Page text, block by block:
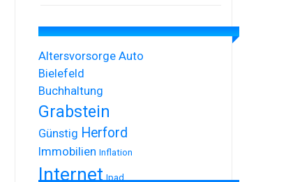
Altersvorsorge Auto
Bielefeld
Buchhaltung
Grabstein
Günstig Herford
Immobilien Inflation
Internet Ipad